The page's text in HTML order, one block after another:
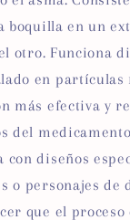
boquilla en un
otro. Funciona
en partículas
más efectiva y
del
con diseños
o personajes de
que el